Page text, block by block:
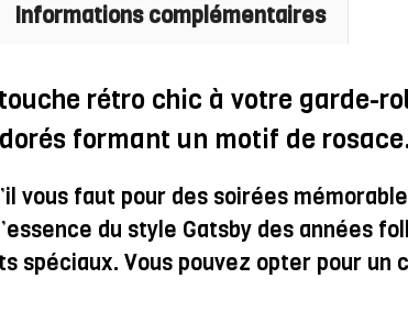
Informations complémentaires
rétro chic à votre garde-
formant un motif de
vous faut pour des soirées
du style Gatsby des années
spéciaux. Vous pouvez opter pour